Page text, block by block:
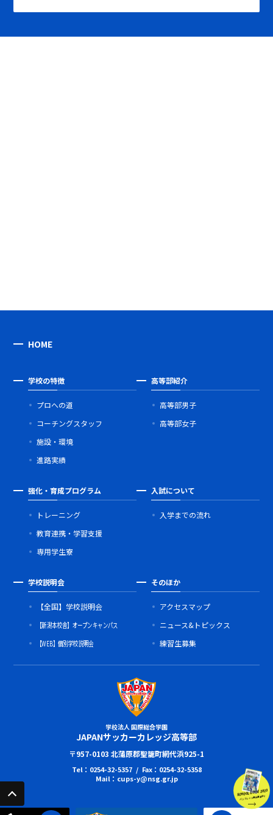
SCHOOL GUIDE 2023
パンフレット無料進呈中!!
HOME
学校の特徴
プロへの道
コーチングスタッフ
施設・環境
進路実績
高等部紹介
高等部男子
高等部女子
強化・育成プログラム
トレーニング
教育連携・学習支援
専用学生寮
入試について
入学までの流れ
学校説明会
【全国】学校説明会
【新潟本校舎】オープンキャンパス
【WEB】個別学校説明会
そのほか
アクセスマップ
ニュース&トピックス
練習生募集
学校法人 国際総合学園
JAPANサッカーカレッジ高等部
〒957-0103 北蒲原郡聖籠町網代浜925-1
Tel：0254-32-5357 / Fax：0254-32-5358
Mail：cups-y@nsg.gr.jp